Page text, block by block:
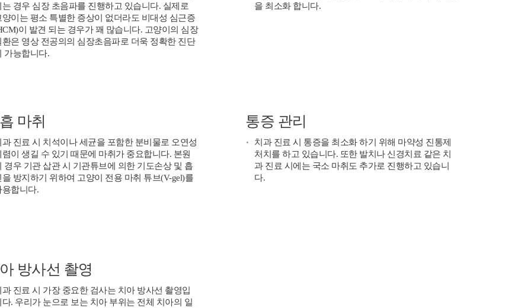
는 경우 심장 초음파를 진행하고 있습니다. 실제로
양이는 평소 특별한 증상이 없더라도 비대성 심근증
이 발견 되는 경우가 꽤 많습니다. 고양이의 심장
환은 영상 전공의의 심장초음파로 더욱 정확한 진단
가능합니다.
을 최소화 합니다.
마취
과 진료 시 치석이나 세균을 포함한 분비물로 오연성
렴이 생길 수 있기 때문에 마취가 중요합니다. 본원
경우 기관 삽관 시 기관튜브에 의한 기도손상 및 흡
을 방지하기 위하여 고양이 전용 마취 튜브(V-gel)를
용합니다.
통증 관리
치과 진료 시 통증을 최소화 하기 위해 마약성 진통제
처치를 하고 있습니다. 또한 발치나 신경치료 같은 치
과 진료 시에는 국소 마취도 추가로 진행하고 있습니
다.
방사선 촬영
과 진료 시 가장 중요한 검사는 치아 방사선 촬영입
다. 우리가 눈으로 보는 치아 부위는 전체 치아의 일